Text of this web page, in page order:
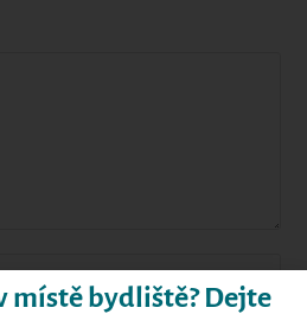
místě bydliště? Dejte